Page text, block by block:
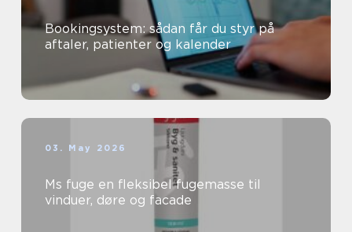
Bookingsystem: sådan får du styr på
aftaler, patienter og kalender
03. May 2026
Ms fuge en fleksibel fugemasse til
vinduer, døre og facade